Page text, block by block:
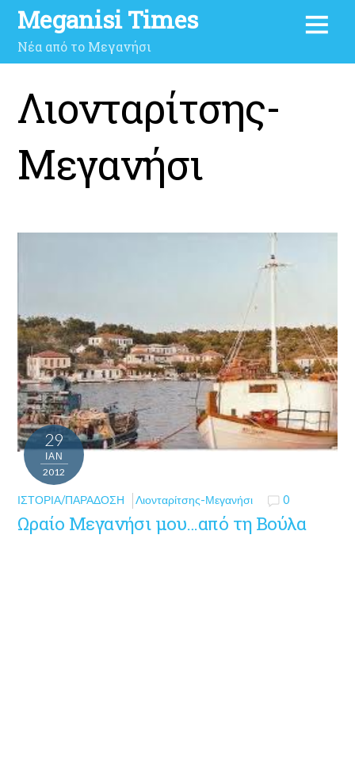
Meganisi Times
Νέα από το Μεγανήσι
Λιονταρίτσης-
Μεγανήσι
29
ΙΑΝ
2012
ΙΣΤΟΡΊΑ/ΠΑΡΆΔΟΣΗ Λιονταρίτσης-Μεγανήσι 0
Ωραίο Μεγανήσι μου…από τη Βούλα